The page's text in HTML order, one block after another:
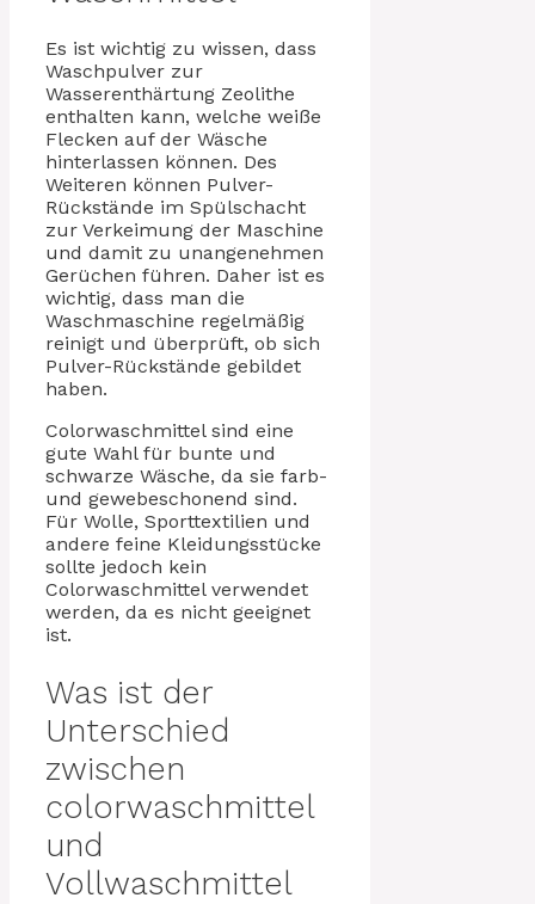
Es ist wichtig zu wissen, dass
Waschpulver zur
Wasserenthärtung Zeolithe
enthalten kann, welche weiße
Flecken auf der Wäsche
hinterlassen können. Des
Weiteren können Pulver-
Rückstände im Spülschacht
zur Verkeimung der Maschine
und damit zu unangenehmen
Gerüchen führen. Daher ist es
wichtig, dass man die
Waschmaschine regelmäßig
reinigt und überprüft, ob sich
Pulver-Rückstände gebildet
haben.
Colorwaschmittel sind eine
gute Wahl für bunte und
schwarze Wäsche, da sie farb-
und gewebeschonend sind.
Für Wolle, Sporttextilien und
andere feine Kleidungsstücke
sollte jedoch kein
Colorwaschmittel verwendet
werden, da es nicht geeignet
ist.
Was ist der
Unterschied
zwischen
colorwaschmittel
und
Vollwaschmittel